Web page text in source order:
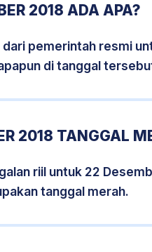
2018 ADA APA?
pemerintah resmi
di tanggal
2018 TANGGAL
riil untuk 22
tanggal merah.